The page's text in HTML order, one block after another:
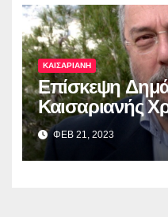
ΚΑΙΣΑΡΙΑΝΗ
Επίσκεψη
Καισαριανής
Βοσκόπουλου
“ΜΙΚΡΑ ΑΣΙΑ:
Καταστροφή –
ΦΕΒ 21, 2023